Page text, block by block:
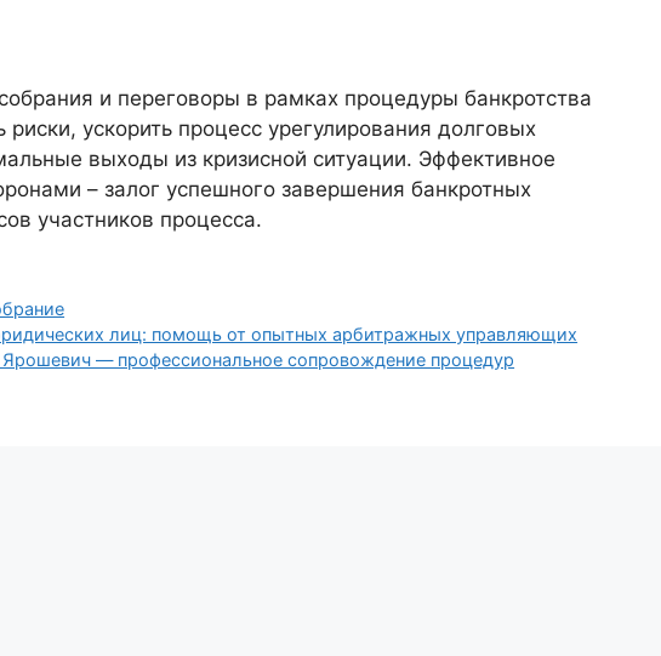
и переговоры в рамках процедуры банкротства
ускорить процесс урегулирования долговых
выходы из кризисной ситуации. Эффективное
– залог успешного завершения банкротных
участников процесса.
лиц: помощь от опытных арбитражных управляющих
— профессиональное сопровождение процедур